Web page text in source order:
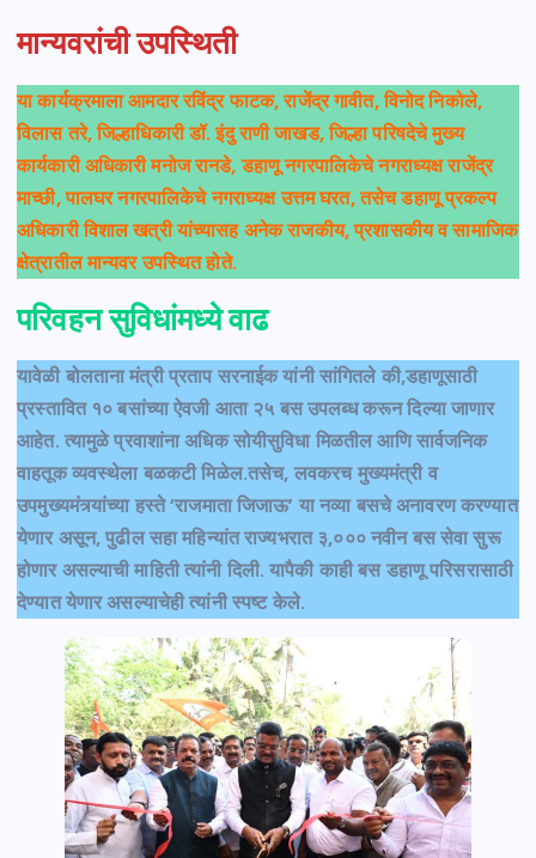
मान्यवरांची उपस्थिती
या कार्यक्रमाला आमदार रविंद्र फाटक, राजेंद्र गावीत, विनोद निकोले,
विलास तरे, जिल्हाधिकारी डॉ. इंदु राणी जाखड, जिल्हा परिषदेचे मुख्य
कार्यकारी अधिकारी मनोज रानडे, डहाणू नगरपालिकेचे नगराध्यक्ष राजेंद्र
माच्छी, पालघर नगरपालिकेचे नगराध्यक्ष उत्तम घरत, तसेच डहाणू प्रकल्प
अधिकारी विशाल खत्री यांच्यासह अनेक राजकीय, प्रशासकीय व सामाजिक
क्षेत्रातील मान्यवर उपस्थित होते.
परिवहन सुविधांमध्ये वाढ
यावेळी बोलताना मंत्री प्रताप सरनाईक यांनी सांगितले की,डहाणूसाठी
प्रस्तावित १० बसांच्या ऐवजी आता २५ बस उपलब्ध करून दिल्या जाणार
आहेत. त्यामुळे प्रवाशांना अधिक सोयीसुविधा मिळतील आणि सार्वजनिक
वाहतूक व्यवस्थेला बळकटी मिळेल.तसेच, लवकरच मुख्यमंत्री व
उपमुख्यमंत्र्यांच्या हस्ते ‘राजमाता जिजाऊ’ या नव्या बसचे अनावरण करण्यात
येणार असून, पुढील सहा महिन्यांत राज्यभरात ३,००० नवीन बस सेवा सुरू
होणार असल्याची माहिती त्यांनी दिली. यापैकी काही बस डहाणू परिसरासाठी
देण्यात येणार असल्याचेही त्यांनी स्पष्ट केले.